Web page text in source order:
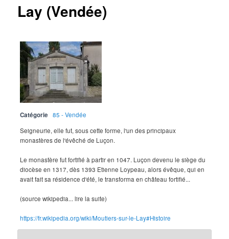
Lay (Vendée)
Catégorie
85 - Vendée
Seigneurie, elle fut, sous cette forme, l'un des principaux
monastères de l'évêché de Luçon.
Le monastère fut fortifié à partir en 1047. Luçon devenu le siège du
diocèse en 1317, dès 1393 Etienne Loypeau, alors évêque, qui en
avait fait sa résidence d'été, le transforma en château fortifié...
(source wikipedia... lire la suite)
https://fr.wikipedia.org/wiki/Moutiers-sur-le-Lay#Histoire